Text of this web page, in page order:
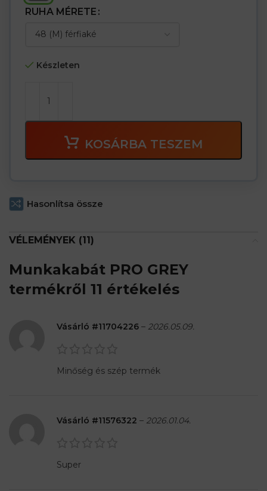
RUHA MÉRETE
Készleten
KOSÁRBA TESZEM
Hasonlítsa össze
VÉLEMÉNYEK (11)
Munkakabát PRO GREY
termékről 11 értékelés
Vásárló #11704226 – 2026.05.09.
Minőség és szép termék
Vásárló #11576322 – 2026.01.04.
Super